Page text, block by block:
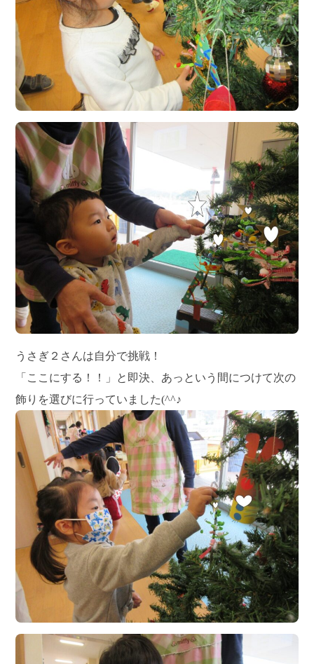
うさぎ２さんは自分で挑戦！
「ここにする！！」と即決、あっという間につけて次の
飾りを選びに行っていました(^^♪